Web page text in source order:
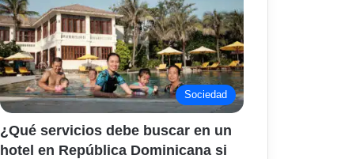
Sociedad
¿Qué servicios debe buscar en un
hotel en República Dominicana si